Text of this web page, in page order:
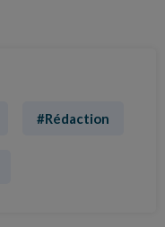
#Rédaction